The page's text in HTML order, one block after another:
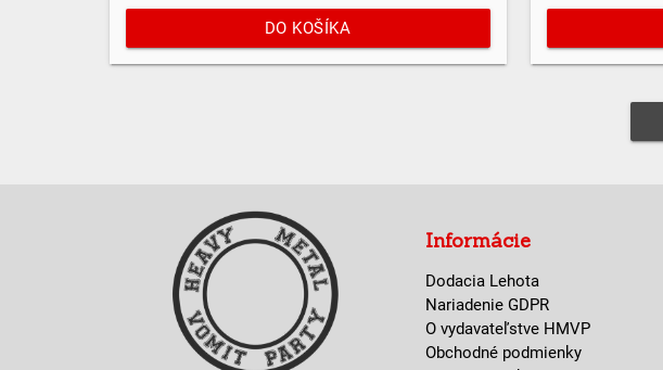
DO KOŠÍKA
Informácie
Dodacia Lehota
Nariadenie GDPR
O vydavateľstve HMVP
Obchodné podmienky